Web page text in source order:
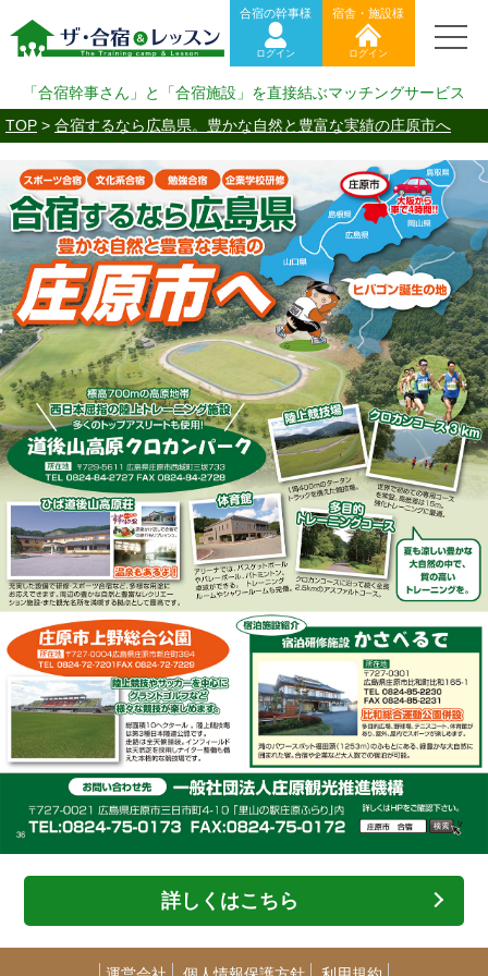
合宿の幹事様
ログイン
宿舎・施設様
ログイン
「合宿幹事さん」と「合宿施設」を直接結ぶマッチングサービス
TOP > 合宿するなら広島県。豊かな自然と豊富な実績の庄原市へ
詳しくはこちら